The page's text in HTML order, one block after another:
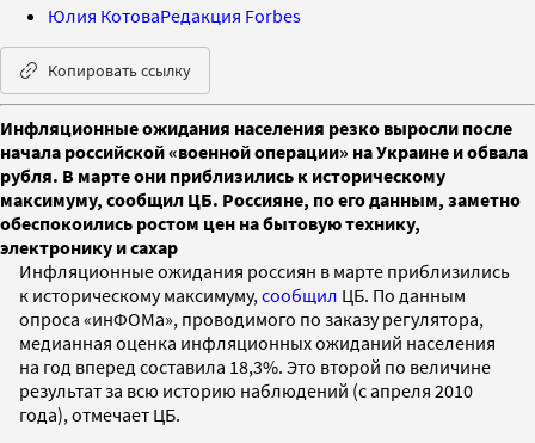
Юлия КотоваРедакция Forbes
Копировать ссылку
Инфляционные ожидания населения резко выросли после
начала российской «военной операции» на Украине и обвала
рубля. В марте они приблизились к историческому
максимуму, сообщил ЦБ. Россияне, по его данным, заметно
обеспокоились ростом цен на бытовую технику,
электронику и сахар
Инфляционные ожидания россиян в марте приблизились
к историческому максимуму, сообщил ЦБ. По данным
опроса «инФОМа», проводимого по заказу регулятора,
медианная оценка инфляционных ожиданий населения
на год вперед составила 18,3%. Это второй по величине
результат за всю историю наблюдений (с апреля 2010
года), отмечает ЦБ.